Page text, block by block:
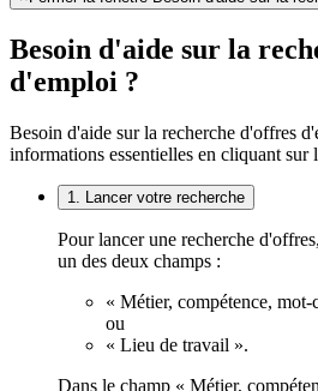
Besoin d'aide sur la
d'emploi ?
Besoin d'aide sur la recherche d'offres
informations essentielles en cliquant sur
1. Lancer votre recherche
Pour lancer une recherche
un des deux champs :
« Métier, compétence,
ou
« Lieu de travail ».
Dans le champ « Métier,